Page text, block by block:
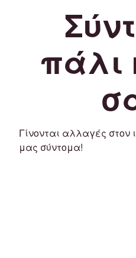
πάλι
Γίνονται αλλαγές στον
μας σύντομα!